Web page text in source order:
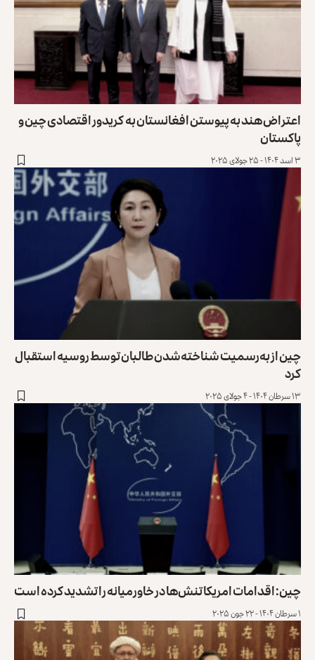
اعتراض هند به پیوستن افغانستان به ‌‎ ‎کریدور اقتصادی چین ‏و
پاکستان
۳ اسد ۱۴۰۴ - ۲۵ جولای ۲۰۲۵
چین از به‌رسمیت‌ شناخته‌شدن طالبان توسط روسیه استقبال
کرد
۱۳ سرطان ۱۴۰۴ - ۴ جولای ۲۰۲۵
چین: اقدامات امریکا تنش‌ها در خاورمیانه را تشدید کرده است
۱ سرطان ۱۴۰۴ - ۲۲ جون ۲۰۲۵